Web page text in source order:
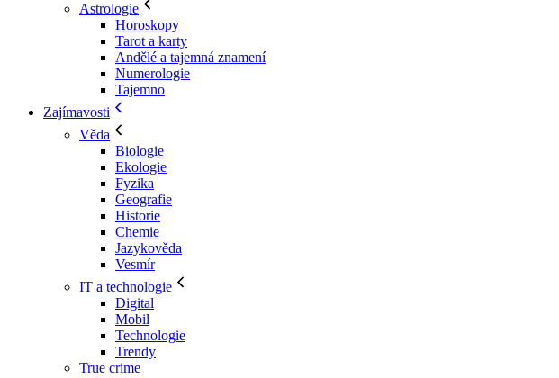
Astrologie
Horoskopy
Tarot a karty
Andělé a tajemná znamení
Numerologie
Tajemno
Zajímavosti
Věda
Biologie
Ekologie
Fyzika
Geografie
Historie
Chemie
Jazykověda
Vesmír
IT a technologie
Digital
Mobil
Technologie
Trendy
True crime